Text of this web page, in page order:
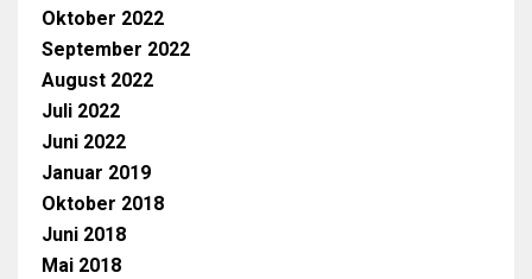
Oktober 2022
September 2022
August 2022
Juli 2022
Juni 2022
Januar 2019
Oktober 2018
Juni 2018
Mai 2018